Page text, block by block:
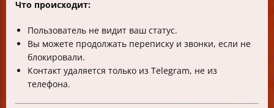
Что происходит:
Пользователь не видит ваш статус.
Вы можете продолжать переписку и звонки, если не
блокировали.
Контакт удаляется только из Telegram, не из
телефона.